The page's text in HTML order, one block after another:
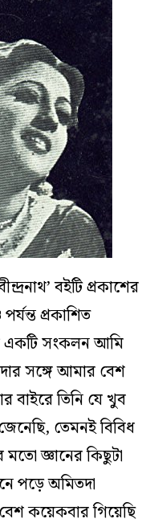
বইটি প্রকাশের
প্রকাশিত
একটি সংকলন আমি
সঙ্গে আমার বেশ
বাইরে তিনি যে খুব
তেমনই বিবিধ
জ্ঞানের কিছুটা
পড়ে অমিতদা
কয়েকবার গিয়েছি